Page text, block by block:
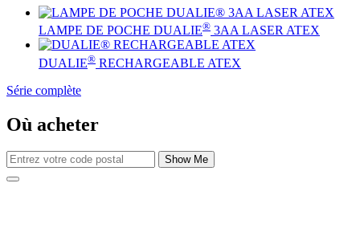
LAMPE DE POCHE DUALIE® 3AA LASER ATEX
DUALIE® RECHARGEABLE ATEX
Série complète
Où acheter
Show Me